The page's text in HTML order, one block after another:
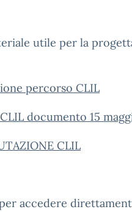
utile per la
percorso CLIL
documento 15
CLIL
accedere